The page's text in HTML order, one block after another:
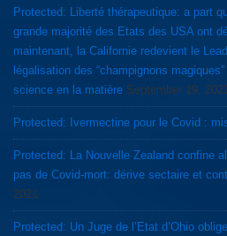
Protected: Liberté thérapeutique: a part quelques Etats archaiques, la
grande majorité des Etats des USA ont
maintenant, la Californie redevient le
légalisation des “champignons
science en la matière September 19, 2021
Protected: Ivermectine pour le Covid :
Protected: La Nouvelle Zealand confine
pas de Covid-mort: dérive sectaire et
2021
Protected: Un Juge de l’Etat d’Ohio